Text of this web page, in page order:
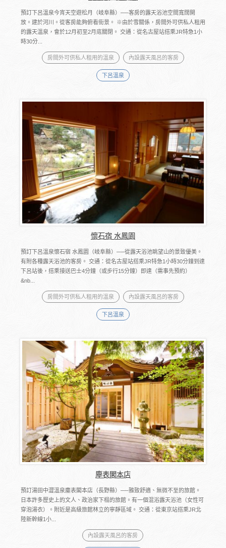
預訂下呂溫泉今宵天空遊松月（岐阜縣）──客房的露天浴池空間寬闊開
放。建於河川。從客房能夠俯看街景。 ※由於雪關係，房間外可供私人租用
的露天溫泉，會於12月初至2月底關閉。 交通：從名古屋站搭乘JR特急1小
時30分...
房間外可供私人租用的溫泉 內設露天風呂的客房
下呂溫泉
懷石宿 水鳳園
預訂下呂溫泉懷石宿 水鳳園（岐阜縣）──從露天浴池眺望山的景致優美。
有附各種露天浴池的客房。 交通：從名古屋站搭乘JR特急1小時30分鐘到達
下呂站後，搭乘接送巴士4分鐘（或步行15分鐘）即達（需事先預約）
&nb...
房間外可供私人租用的溫泉 內設露天風呂的客房
下呂溫泉
塵表閣本店
預訂湯田中澀溫泉塵表閣本店（長野縣）──雅致舒適、無微不至的旅館。
日本許多歷史上的文人、政治家下榻的旅館。有一個混浴露天浴池（女性可
穿泡湯衣）。附近是高級旅館林立的寧靜區域。 交通：從東京站搭乘JR北
陸新幹線1小...
內設露天風呂的客房